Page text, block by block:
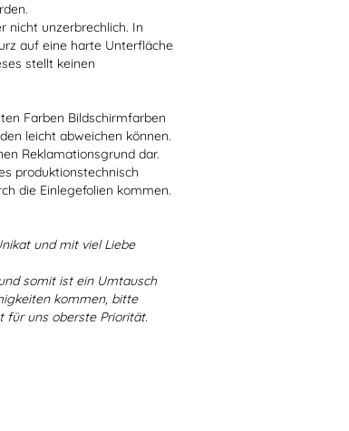
nicht unzerbrechlich. In
auf eine harte Unterfläche
stellt keinen
Farben Bildschirmfarben
leicht abweichen können.
Reklamationsgrund dar.
produktionstechnisch
die Einlegefolien kommen.
und mit viel Liebe
somit ist ein Umtausch
kommen, bitte
für uns oberste Priorität.